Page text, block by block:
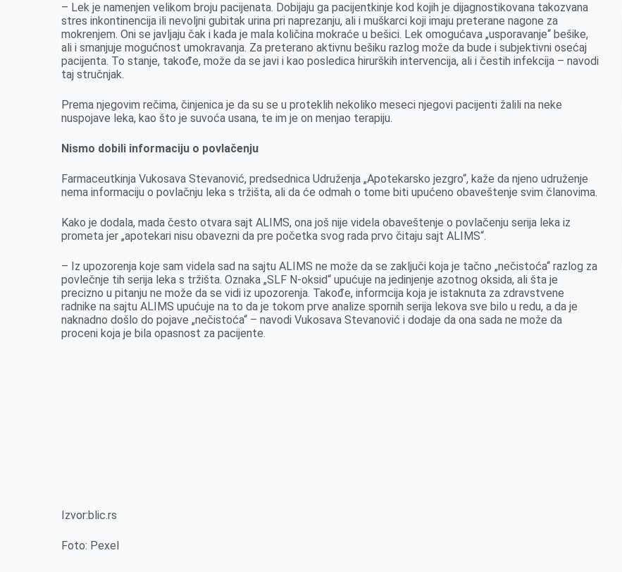
– Lek je namenjen velikom broju pacijenata. Dobijaju ga pacijentkinje kod kojih je dijagnostikovana takozvana
stres inkontinencija ili nevoljni gubitak urina pri naprezanju, ali i muškarci koji imaju preterane nagone za
mokrenjem. Oni se javljaju čak i kada je mala količina mokraće u bešici. Lek omogućava „usporavanje“ bešike,
ali i smanjuje mogućnost umokravanja. Za preterano aktivnu bešiku razlog može da bude i subjektivni osećaj
pacijenta. To stanje, takođe, može da se javi i kao posledica hirurških intervencija, ali i čestih infekcija – navodi
taj stručnjak.
Prema njegovim rečima, činjenica je da su se u proteklih nekoliko meseci njegovi pacijenti žalili na neke
nuspojave leka, kao što je suvoća usana, te im je on menjao terapiju.
Nismo dobili informaciju o povlačenju
Farmaceutkinja Vukosava Stevanović, predsednica Udruženja „Apotekarsko jezgro“, kaže da njeno udruženje
nema informaciju o povlačnju leka s tržišta, ali da će odmah o tome biti upućeno obaveštenje svim članovima.
Kako je dodala, mada često otvara sajt ALIMS, ona još nije videla obaveštenje o povlačenju serija leka iz
prometa jer „apotekari nisu obavezni da pre početka svog rada prvo čitaju sajt ALIMS“.
– Iz upozorenja koje sam videla sad na sajtu ALIMS ne može da se zaključi koja je tačno „nečistoća“ razlog za
povlečnje tih serija leka s tržišta. Oznaka „SLF N-oksid“ upućuje na jedinjenje azotnog oksida, ali šta je
precizno u pitanju ne može da se vidi iz upozorenja. Takođe, informcija koja je istaknuta za zdravstvene
radnike na sajtu ALIMS upućuje na to da je tokom prve analize spornih serija lekova sve bilo u redu, a da je
naknadno došlo do pojave „nečistoća“ – navodi Vukosava Stevanović i dodaje da ona sada ne može da
proceni koja je bila opasnost za pacijente.
Izvor:blic.rs
Foto: Pexel